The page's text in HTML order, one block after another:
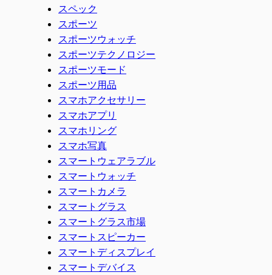
スペック
スポーツ
スポーツウォッチ
スポーツテクノロジー
スポーツモード
スポーツ用品
スマホアクセサリー
スマホアプリ
スマホリング
スマホ写真
スマートウェアラブル
スマートウォッチ
スマートカメラ
スマートグラス
スマートグラス市場
スマートスピーカー
スマートディスプレイ
スマートデバイス